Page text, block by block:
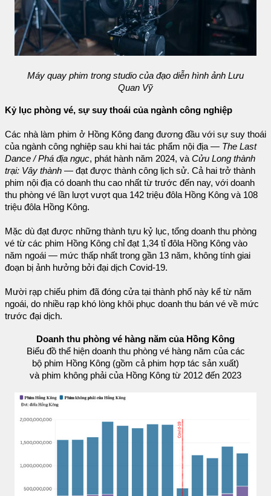
Máy quay phim trong studio của đạo diễn hình ảnh Lưu
Quan Vỹ
Kỷ lục phòng vé, sự suy thoái của ngành công nghiệp
Các nhà làm phim ở Hồng Kông đang đương đầu với sự suy thoái
của ngành công nghiệp sau khi hai tác phẩm nội địa — The Last
Dance / Phá địa ngục, phát hành năm 2024, vàCửu Long thành
trại: Vây thành — đạt được thành công lịch sử. Cả hai trở thành
phim nội địa có doanh thu cao nhất từ trước đến nay, với doanh
thu phòng vé lần lượt vượt qua 142 triệu đôla Hồng Kông và 108
triệu đôla Hồng Kông.
Mặc dù đạt được những thành tựu kỷ lục, tổng doanh thu phòng
vé từ các phim Hồng Kông chỉ đạt 1,34 tỉ đôla Hồng Kông vào
năm ngoái — mức thấp nhất trong gần 13 năm, không tính giai
đoạn bị ảnh hưởng bởi đại dịch Covid-19.
Mười rạp chiếu phim đã đóng cửa tại thành phố này kể từ năm
ngoái, do nhiều rạp khó lòng khôi phục doanh thu bán vé về mức
trước đại dịch.
Doanh thu phòng vé hàng năm của Hồng Kông
Biểu đồ thể hiện doanh thu phòng vé hàng năm của các
bộ phim Hồng Kông (gồm cả phim hợp tác sản xuất)
và phim không phải của Hồng Kông từ 2012 đến 2023